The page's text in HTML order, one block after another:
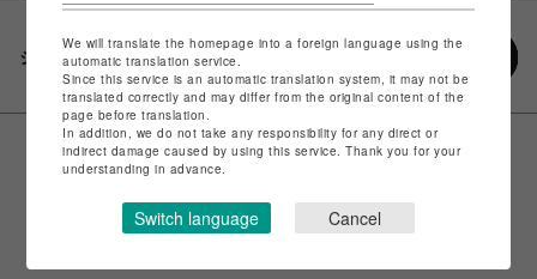
シェアする
We will translate the homepage into a foreign language using the
automatic translation service.
Since this service is an automatic translation system, it may not be
translated correctly and may differ from the original content of the
page before translation.
In addition, we do not take any responsibility for any direct or
indirect damage caused by using this service. Thank you for your
understanding in advance.
Switch language Cancel